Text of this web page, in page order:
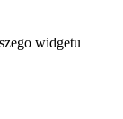
widgetu